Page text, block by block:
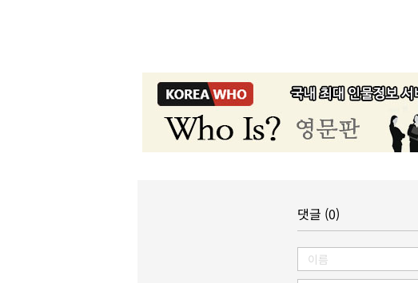
댓글 (0)